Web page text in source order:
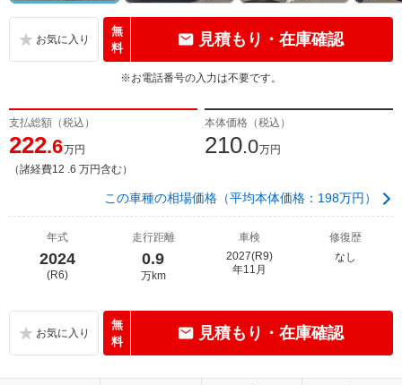
無
料
見積もり・在庫確認
※お電話番号の入力は不要です。
支払総額（税込）
222.6万円
（諸経費12 .6 万円含む）
本体価格（税込）
210.0万円
この車種の相場価格（平均本体価格：198万円）
年式
2024
(R6)
走行距離
0.9
万km
車検
2027(R9)
年11月
修復歴
なし
無
料
見積もり・在庫確認